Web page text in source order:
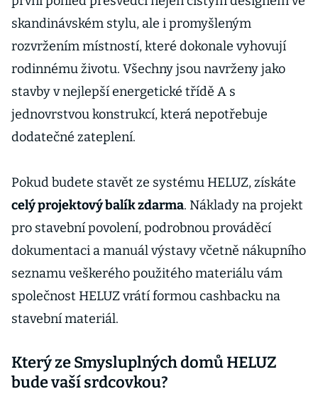
skandinávském stylu, ale i promyšleným
rozvržením místností, které dokonale vyhovují
rodinnému životu. Všechny jsou navrženy jako
stavby v nejlepší energetické třídě A s
jednovrstvou konstrukcí, která nepotřebuje
dodatečné zateplení.
Pokud budete stavět ze systému HELUZ, získáte
celý projektový balík zdarma. Náklady na projekt
pro stavební povolení, podrobnou prováděcí
dokumentaci a manuál výstavy včetně nákupního
seznamu veškerého použitého materiálu vám
společnost HELUZ vrátí formou cashbacku na
stavební materiál.
Který ze Smysluplných domů HELUZ
bude vaší srdcovkou?